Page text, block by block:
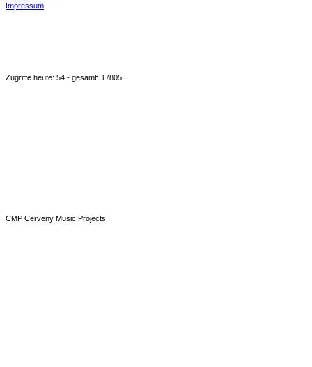
Impressum
Zugriffe heute: 54 - gesamt: 17805.
CMP Cerveny Music Projects